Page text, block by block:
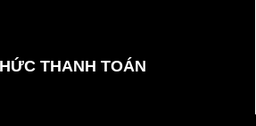
THANH TOÁN